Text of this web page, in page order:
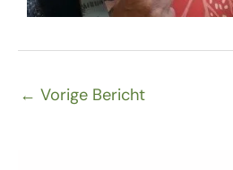
← Vorige Bericht